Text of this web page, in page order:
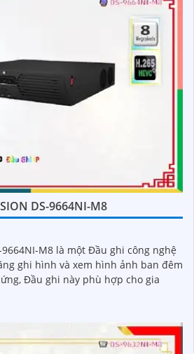
DS-9664NI-M8
M8 là một Đầu ghi công nghệ
ghi hình và xem hình ảnh ban đêm